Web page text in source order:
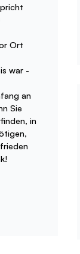
Ort
war -
an
Sie
in